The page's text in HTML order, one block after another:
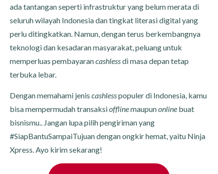
ada tantangan seperti infrastruktur yang belum merata di
seluruh wilayah Indonesia dan tingkat literasi digital yang
perlu ditingkatkan. Namun, dengan terus berkembangnya
teknologi dan kesadaran masyarakat, peluang untuk
memperluas pembayarancashlessdi masa depan tetap
terbuka lebar.
Dengan memahami jenis cashlesspopuler di Indonesia, kamu
bisa mempermudah transaksiofflinemaupunonline buat
bisnismu.. Jangan lupa pilih pengiriman yang
#SiapBantuSampaiTujuan dengan ongkir hemat, yaitu Ninja
Xpress. Ayo kirim sekarang!